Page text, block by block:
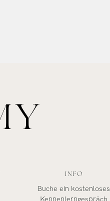
INFO
Buche ein kostenloses
Kennenlerngespräch